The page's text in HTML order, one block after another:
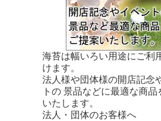
海苔は幅いろい用途にご利
けます。
法人様や団体様の開店記念
トの 景品などに最適な商品
いたします。
法人・団体のお客様へ